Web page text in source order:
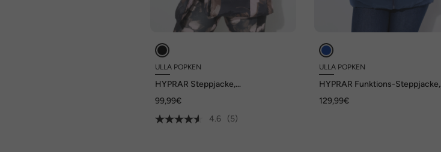
ULLA POPKEN
HYPRAR Steppjacke,
99,99€
4.6
(5)
ULLA POPKEN
HYPRAR Funktions-Steppjacke,
129,99€